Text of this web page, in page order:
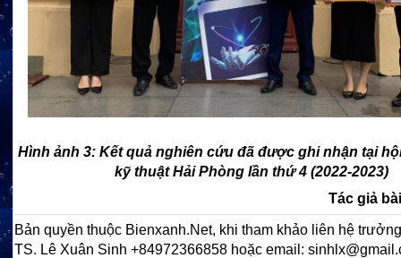
Hình ảnh 3: Kết quả nghiên cứu đã được ghi nhận tại
kỹ thuật Hải Phòng lần thứ 4 (2022-2023)
Tác giả
Bản quyền thuộc Bienxanh.Net, khi tham khảo liên hệ
TS. Lê Xuân Sinh +84972366858 hoặc email: